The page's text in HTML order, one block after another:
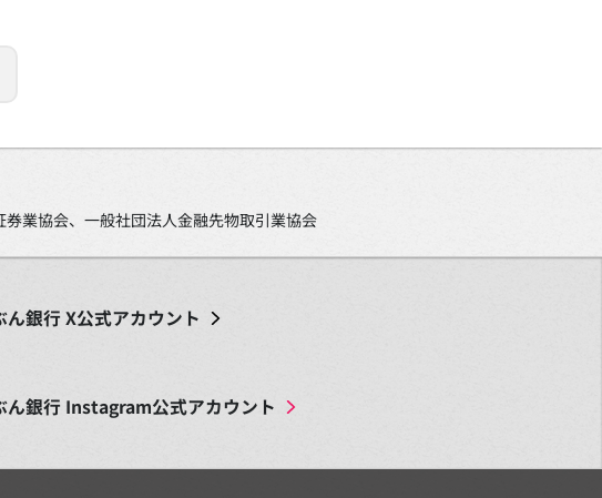
業協会、一般社団法人金融先物取引業協会
ん銀行X公式アカウント
ん銀行 Instagram公式アカウント